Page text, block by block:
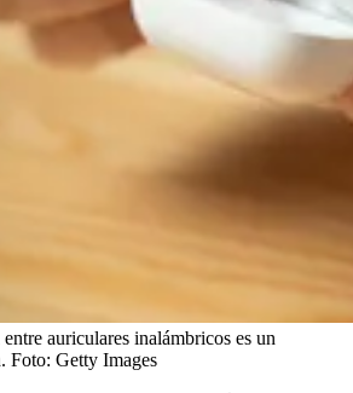
auriculares inalámbricos es un
Foto: Getty Images